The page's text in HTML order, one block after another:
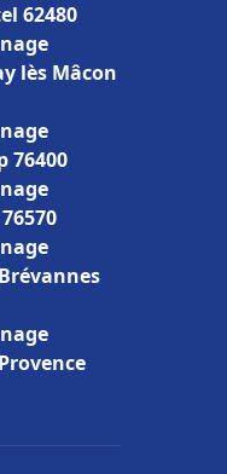
62480
lès Mâcon
76400